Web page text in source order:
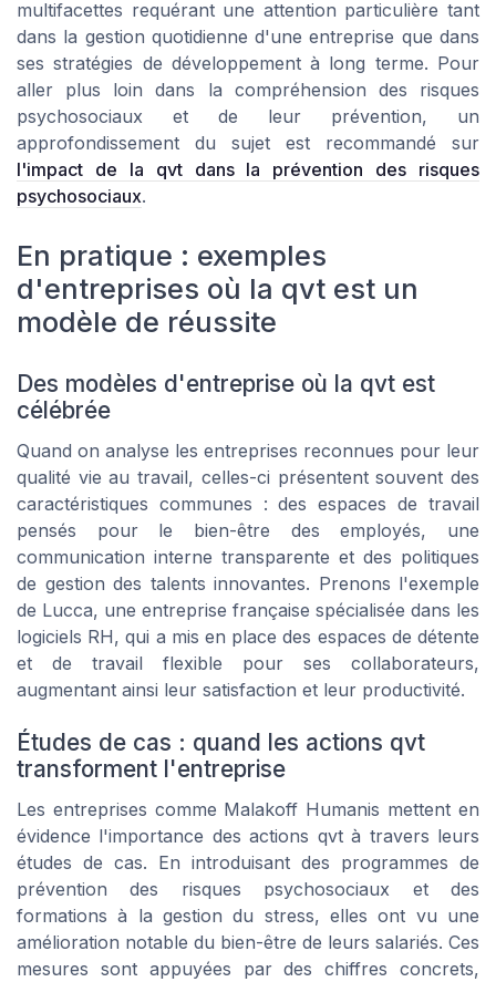
multifacettes requérant une attention particulière tant
dans la gestion quotidienne d'une entreprise que dans
ses stratégies de développement à long terme. Pour
aller plus loin dans la compréhension des risques
psychosociaux et de leur prévention, un
approfondissement du sujet est recommandé sur
l'impact de la qvt dans la prévention des risques
psychosociaux.
En pratique : exemples
d'entreprises où la qvt est un
modèle de réussite
Des modèles d'entreprise où la qvt est
célébrée
Quand on analyse les entreprises reconnues pour leur
qualité vie au travail, celles-ci présentent souvent des
caractéristiques communes : des espaces de travail
pensés pour le bien-être des employés, une
communication interne transparente et des politiques
de gestion des talents innovantes. Prenons l'exemple
de Lucca, une entreprise française spécialisée dans les
logiciels RH, qui a mis en place des espaces de détente
et de travail flexible pour ses collaborateurs,
augmentant ainsi leur satisfaction et leur productivité.
Études de cas : quand les actions qvt
transforment l'entreprise
Les entreprises comme Malakoff Humanis mettent en
évidence l'importance des actions qvt à travers leurs
études de cas. En introduisant des programmes de
prévention des risques psychosociaux et des
formations à la gestion du stress, elles ont vu une
amélioration notable du bien-être de leurs salariés. Ces
mesures sont appuyées par des chiffres concrets,